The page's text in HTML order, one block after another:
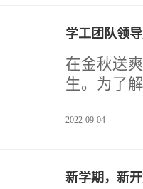
学习。在
班长要引
协力，分
学工团队领
在金秋送
生。为了
长李民志
老师们的
2022-09-04
新学期，新